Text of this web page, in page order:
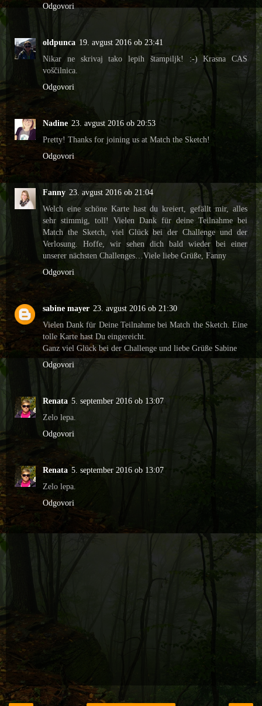
Odgovori
oldpunca 19. avgust 2016 ob 23:41
Nikar ne skrivaj tako lepih štampiljk! :-) Krasna CAS
voščilnica.
Odgovori
Nadine 23. avgust 2016 ob 20:53
Pretty! Thanks for joining us at Match the Sketch!
Odgovori
Fanny 23. avgust 2016 ob 21:04
Welch eine schöne Karte hast du kreiert, gefällt mir, alles
sehr stimmig, toll! Vielen Dank für deine Teilnahme bei
Match the Sketch, viel Glück bei der Challenge und der
Verlosung. Hoffe, wir sehen dich bald wieder bei einer
unserer nächsten Challenges…Viele liebe Grüße, Fanny
Odgovori
sabine mayer 23. avgust 2016 ob 21:30
Vielen Dank für Deine Teilnahme bei Match the Sketch. Eine
tolle Karte hast Du eingereicht.
Ganz viel Glück bei der Challenge und liebe Grüße Sabine
Odgovori
Renata 5. september 2016 ob 13:07
Zelo lepa.
Odgovori
Renata 5. september 2016 ob 13:07
Zelo lepa.
Odgovori